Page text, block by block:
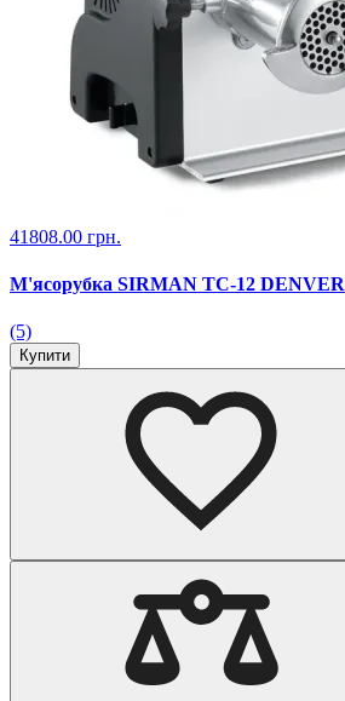
41808.00 грн.
М'ясорубка SIRMAN TC-12 DENVER
(5)
Купити